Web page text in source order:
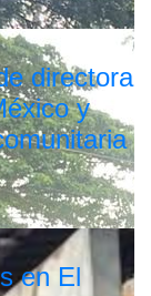
directora
y
en El